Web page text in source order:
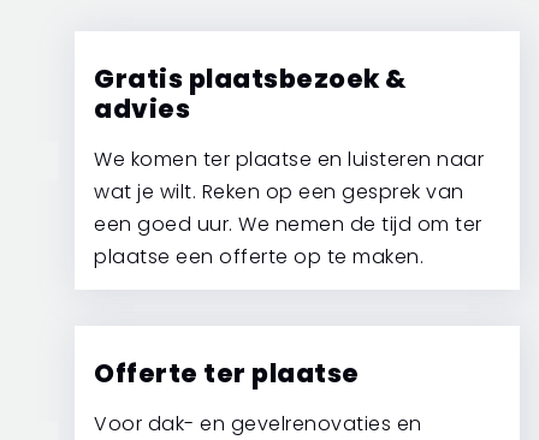
Gratis plaatsbezoek &
advies
We komen ter plaatse en luisteren naar
wat je wilt. Reken op een gesprek van
een goed uur. We nemen de tijd om ter
plaatse een offerte op te maken.
Offerte ter plaatse
Voor dak- en gevelrenovaties en